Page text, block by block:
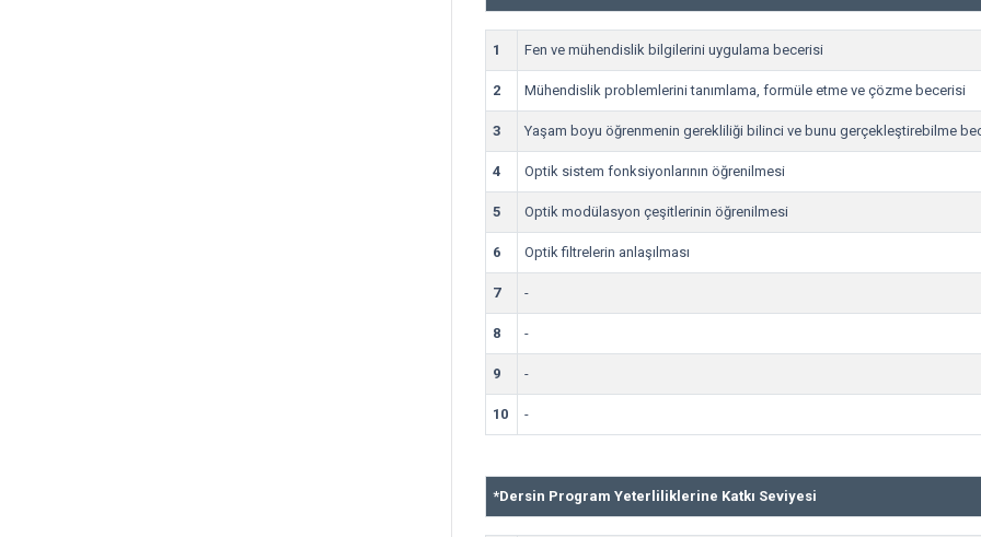
1 Fen ve mühendislik bilgilerini uygulama becerisi
2 Mühendislik problemlerini tanımlama, formüle etme ve çözme becerisi
3 Yaşam boyu öğrenmenin gerekliliği bilinci ve bunu gerçekleştirebilme
4 Optik sistem fonksiyonlarının öğrenilmesi
5 Optik modülasyon çeşitlerinin öğrenilmesi
6 Optik filtrelerin anlaşılması
7 -
8 -
9 -
10 -
*Dersin Program Yeterliliklerine Katkı Seviyesi